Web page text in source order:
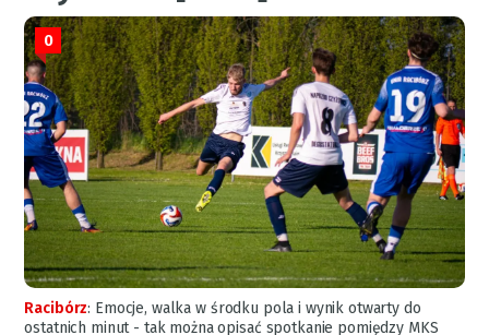
0
Racibórz: Emocje, walka w środku pola i wynik otwarty do
ostatnich minut - tak można opisać spotkanie pomiędzy MKS